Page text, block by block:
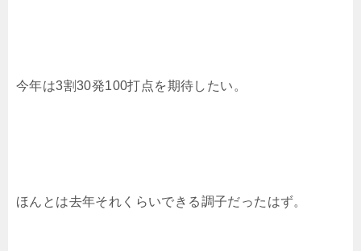
今年は3割30発100打点を期待したい。
ほんとは去年それくらいできる調子だったはず。